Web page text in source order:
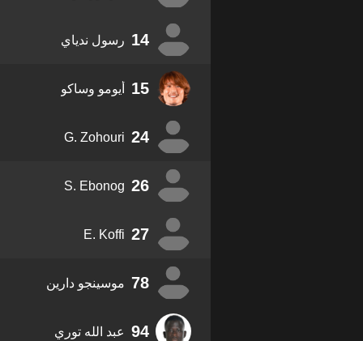
14 رسول ندياي
15 أيومو وساكو
24
G. Zohouri
26
S. Ebonog
27
E. Koffi
78 موسينجو دارين
94 عبد الله توري